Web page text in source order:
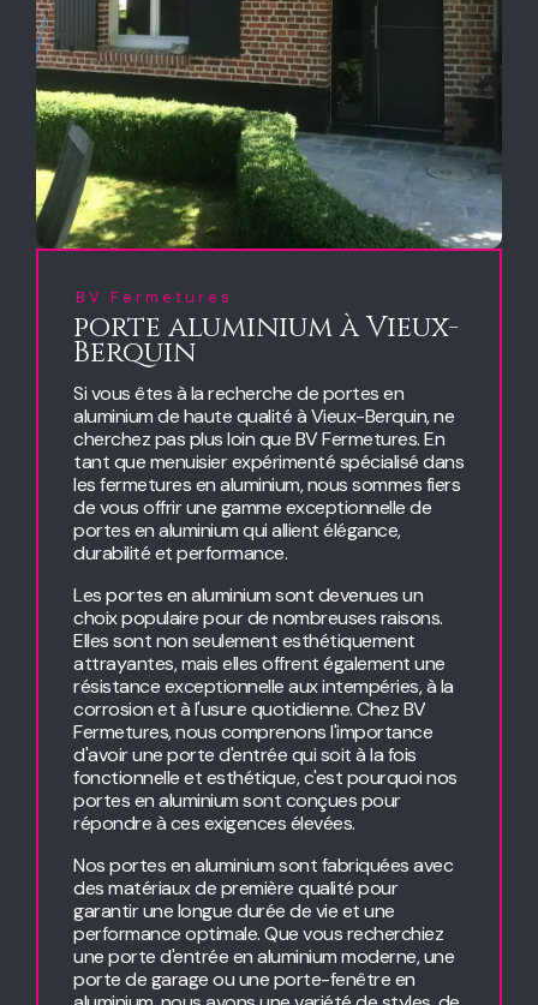
BV Fermetures
porte aluminium à Vieux-
Berquin
Si vous êtes à la recherche de portes en
aluminium de haute qualité à Vieux-Berquin, ne
cherchez pas plus loin que BV Fermetures. En
tant que menuisier expérimenté spécialisé dans
les fermetures en aluminium, nous sommes fiers
de vous offrir une gamme exceptionnelle de
portes en aluminium qui allient élégance,
durabilité et performance.
Les portes en aluminium sont devenues un
choix populaire pour de nombreuses raisons.
Elles sont non seulement esthétiquement
attrayantes, mais elles offrent également une
résistance exceptionnelle aux intempéries, à la
corrosion et à l'usure quotidienne. Chez BV
Fermetures, nous comprenons l'importance
d'avoir une porte d'entrée qui soit à la fois
fonctionnelle et esthétique, c'est pourquoi nos
portes en aluminium sont conçues pour
répondre à ces exigences élevées.
Nos portes en aluminium sont fabriquées avec
des matériaux de première qualité pour
garantir une longue durée de vie et une
performance optimale. Que vous recherchiez
une porte d'entrée en aluminium moderne, une
porte de garage ou une porte-fenêtre en